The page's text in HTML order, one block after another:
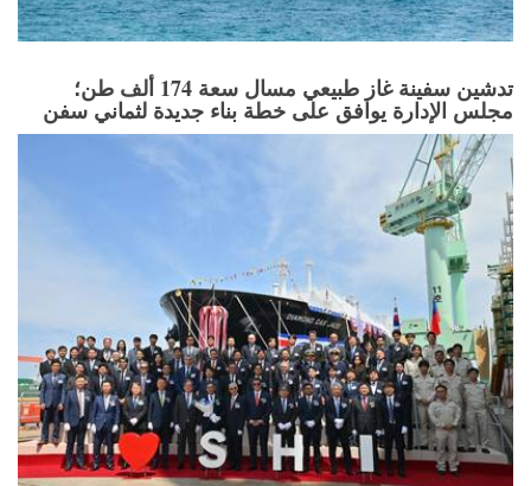
تدشين سفينة غاز طبيعي مسال سعة 174 ألف طن؛
مجلس الإدارة يوافق على خطة بناء جديدة لثماني سفن